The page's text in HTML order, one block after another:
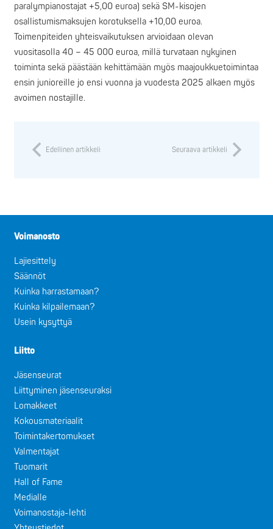
paralympianostajat +5,00 euroa) sekä SM-kisojen
osallistumismaksujen korotuksella +10,00 euroa.
Toimenpiteiden yhteisvaikutuksen arvioidaan olevan
vuositasolla 40 – 45 000 euroa, millä turvataan nykyinen
toiminta sekä päästään kehittämään myös maajoukkuetoimintaa
ensin junioreille jo ensi vuonna ja vuodesta 2025 alkaen myös
avoimen nostajille.
Edellinen artikkeli Seuraava artikkeli
Voimanosto
Lajiesittely
Säännöt
Kuinka harrastamaan?
Kuinka kilpailemaan?
Usein kysyttyä
Liitto
Jäsenseurat
Liittyminen jäsenseuraksi
Lomakkeet
Kokousmateriaalit
Toimintakertomukset
Valmentajat
Tuomarit
Hall of Fame
Medialle
Voimanostaja-lehti